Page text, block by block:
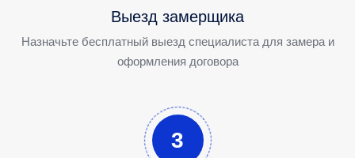
Выезд замерщика
Назначьте бесплатный выезд специалиста для замера и
оформления договора
3